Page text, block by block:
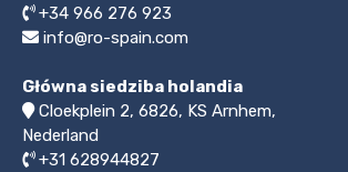
+34 966 276 923
info@ro-spain.com
Główna siedziba holandia
Cloekplein 2, 6826, KS Arnhem,
Nederland
+31 628944827